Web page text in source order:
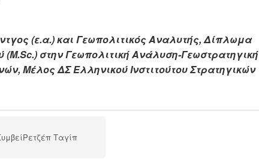
(ε.α.) και Γεωπολιτικός Αναλυτής, Δίπλωμα
(M.Sc.) στην Γεωπολιτική Ανάλυση-Γεωστρατηγική
Μέλος ΔΣ Ελληνικού Ινστιτούτου Στρατηγικών
Ταγίπ